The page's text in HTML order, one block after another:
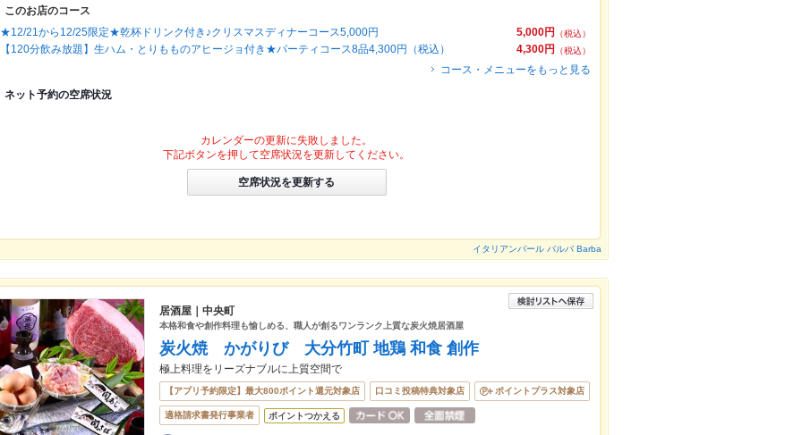
このお店のコース
5,000円
（税込）
★12/21から12/25限定★乾杯ドリンク付き♪クリスマスディナーコース5,000円
4,300円
（税込）
【120分飲み放題】生ハム・とりもものアヒージョ付き★パーティコース8品4,300円（税込）
コース・メニューをもっと見る
ネット予約の空席状況
カレンダーの更新に失敗しました。
下記ボタンを押して空席状況を更新してください。
空席状況を更新する
イタリアンバール バルバ Barba
居酒屋｜中央町
本格和食や創作料理も愉しめる、職人が創るワンランク上質な炭火焼居酒屋
炭火焼 かがりび 大分竹町 地鶏 和食 創作
極上料理をリーズナブルに上質空間で
【アプリ予約限定】最大800ポイント還元対象店 口コミ投稿特典対象店 ポイントプラス対象店
適格請求書発行事業者 ポイントつかえる